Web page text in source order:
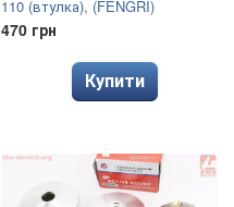
110 (втулка), (FENGRI)
470 грн
Купити